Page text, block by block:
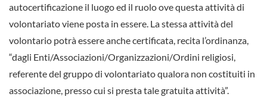
autocertificazione il luogo ed il ruolo ove questa attività di
volontariato viene posta in essere. La stessa attività del
volontario potrà essere anche certificata, recita l’ordinanza,
“dagli Enti/Associazioni/Organizzazioni/Ordini religiosi,
referente del gruppo di volontariato qualora non costituiti in
associazione, presso cui si presta tale gratuita attività”.